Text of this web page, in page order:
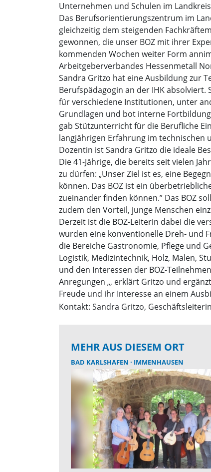
Unternehmen und Schulen im
Das Berufsorientierungszentrum im
gleichzeitig dem steigenden
gewonnen, die unser BOZ mit ihrer
kommenden Wochen weiter Form
Arbeitgeberverbandes Hessenmetall
Sandra Gritzo hat eine Ausbildung zur
Berufspädagogin an der IHK
für verschiedene Institutionen, unter
Grundlagen und bot interne
gab Stützunterricht für die Berufliche
langjährigen Erfahrung im technischen
Dozentin ist Sandra Gritzo die ideale
Die 41-Jährige, die bereits seit vielen
zu dürfen: „Unser Ziel ist es, eine
können. Das BOZ ist ein
zueinander finden können.” Das BOZ
zudem den Vorteil, junge Menschen
Derzeit ist die BOZ-Leiterin dabei die
wurden eine konventionelle Dreh- und
die Bereiche Gastronomie, Pflege und
Logistik, Medizintechnik, Holz, Malen,
und den Interessen der BOZ-
Anregungen „, erklärt Gritzo und
Freude und ihr Interesse an einem
Kontakt: Sandra Gritzo,
MEHR AUS DIESEM ORT
BAD KARLSHAFEN IMMENHAUSEN